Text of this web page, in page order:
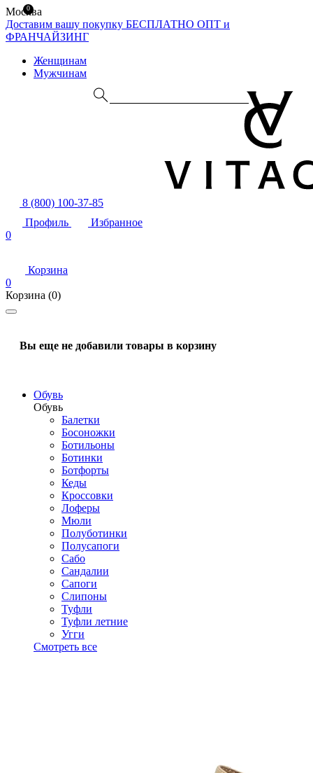
Москва
Доставим вашу покупку БЕСПЛАТНО ОПТ и
ФРАНЧАЙЗИНГ
Женщинам
Мужчинам
8 (800) 100-37-85
Профиль
Избранное
0
Корзина
0
Корзина (0)
Вы еще не добавили товары в корзину
Обувь
Обувь
Балетки
Босоножки
Ботильоны
Ботинки
Ботфорты
Кеды
Кроссовки
Лоферы
Мюли
Полуботинки
Полусапоги
Сабо
Сандалии
Сапоги
Слипоны
Туфли
Туфли летние
Угги
Смотреть все
0